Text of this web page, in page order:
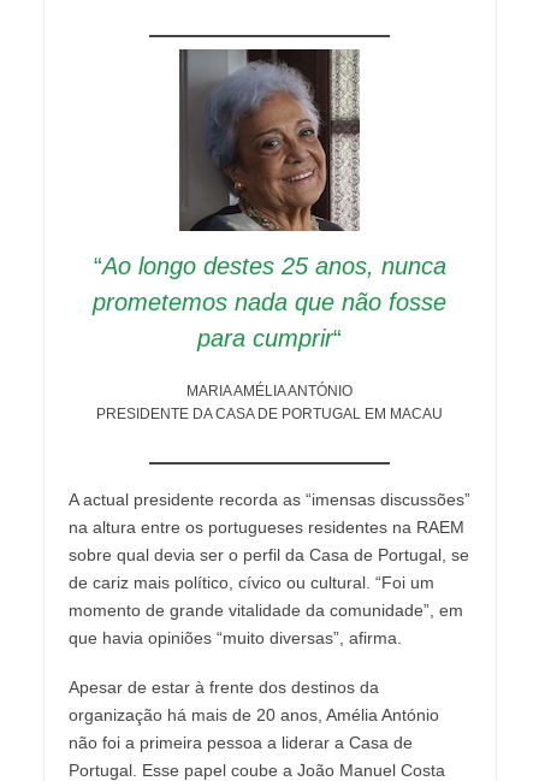
“Ao longo destes 25 anos, nunca
prometemos nada que não fosse
para cumprir“
MARIA AMÉLIA ANTÓNIO
PRESIDENTE DA CASA DE PORTUGAL EM MACAU
A actual presidente recorda as “imensas discussões”
na altura entre os portugueses residentes na RAEM
sobre qual devia ser o perfil da Casa de Portugal, se
de cariz mais político, cívico ou cultural. “Foi um
momento de grande vitalidade da comunidade”, em
que havia opiniões “muito diversas”, afirma.
Apesar de estar à frente dos destinos da
organização há mais de 20 anos, Amélia António
não foi a primeira pessoa a liderar a Casa de
Portugal. Esse papel coube a João Manuel Costa